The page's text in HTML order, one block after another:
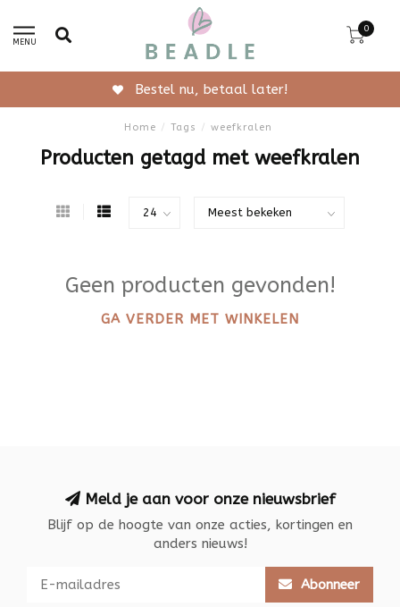
MENU
0
Bestel nu, betaal later!
Home / Tags / weefkralen
Producten getagd met weefkralen
Geen producten gevonden!
GA VERDER MET WINKELEN
Meld je aan voor onze nieuwsbrief
Blijf op de hoogte van onze acties, kortingen en
anders nieuws!
Abonneer